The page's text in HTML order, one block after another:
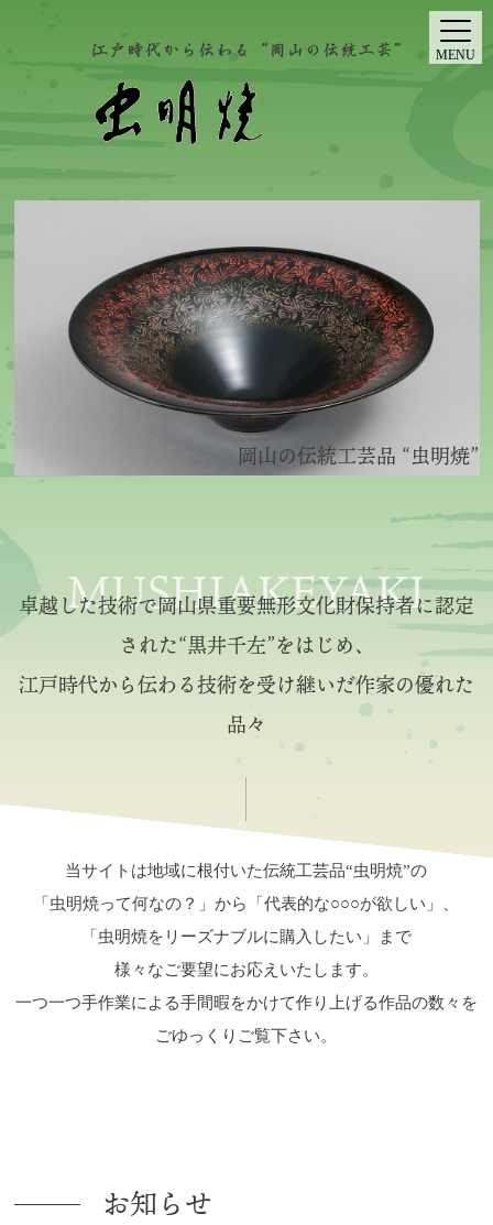
MENU
岡山の伝統工芸品 “虫明焼”
MUSHIAKEYAKI
卓越した技術で岡山県重要無形文化財保持者に認定
された“黒井千左”をはじめ、
江戸時代から伝わる技術を受け継いだ作家の優れた
品々
当サイトは地域に根付いた伝統工芸品“虫明焼”の
「虫明焼って何なの？」から「代表的な○○○が欲しい」、
「虫明焼をリーズナブルに購入したい」まで
様々なご要望にお応えいたします。
一つ一つ手作業による手間暇をかけて作り上げる作品の数々を
ごゆっくりご覧下さい。
お知らせ